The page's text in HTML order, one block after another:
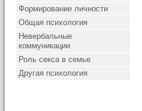
Формирование личности
Общая психология
Невербальные
коммуникации
Роль секса в семье
Другая психология